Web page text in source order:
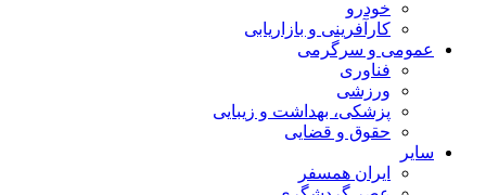
خودرو
کارآفرینی و بازاریابی
عمومی و سرگرمی
فناوری
ورزشی
پزشکی، بهداشت و زیبایی
حقوق و قضایی
سایر
ایران همسفر